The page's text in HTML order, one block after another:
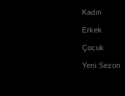
Kadın
Erkek
Çocuk
Yeni Sezon